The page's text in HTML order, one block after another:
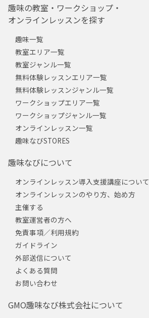
趣味の教室・ワークショップ・
オンラインレッスンを探す
趣味一覧
教室エリア一覧
教室ジャンル一覧
無料体験レッスンエリア一覧
無料体験レッスンジャンル一覧
ワークショップエリア一覧
ワークショップジャンル一覧
オンラインレッスン一覧
趣味なびSTORES
趣味なびについて
オンラインレッスン導入支援講座について
オンラインレッスンのやり方、始め方
主催する
教室運営者の方へ
免責事項／利用規約
ガイドライン
外部送信について
よくある質問
お問い合わせ
GMO趣味なび株式会社について